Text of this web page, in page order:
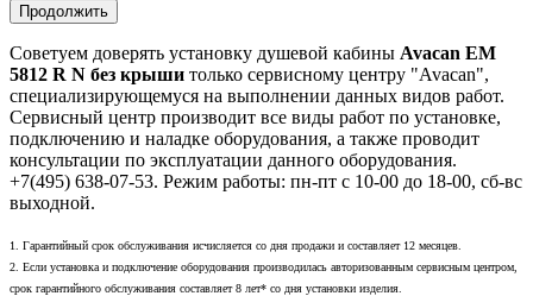
Продолжить
Советуем доверять установку душевой кабины Avacan EM
5812 R N без крыши только сервисному центру "Avacan",
специализирующемуся на выполнении данных видов работ.
Сервисный центр производит все виды работ по установке,
подключению и наладке оборудования, а также проводит
консультации по эксплуатации данного оборудования.
+7(495) 638-07-53. Режим работы: пн-пт с 10-00 до 18-00, сб-вс
выходной.
1. Гарантийный срок обслуживания исчисляется со дня продажи и составляет 12 месяцев.
2. Если установка и подключение оборудования производилась авторизованным сервисным центром,
срок гарантийного обслуживания составляет 8 лет* со дня установки изделия.